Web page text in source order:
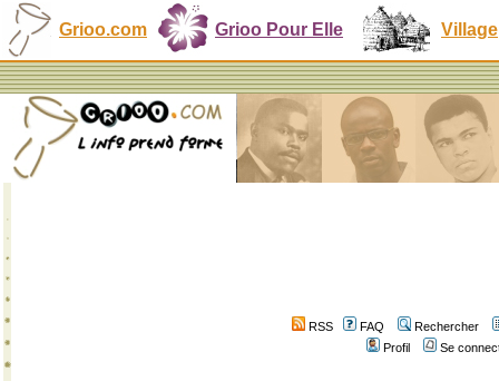
Grioo.com Grioo Pour Elle Village
RSS FAQ
Rechercher
Profil
Se